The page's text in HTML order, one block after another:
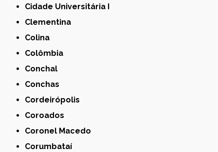
Cidade Universitária I
Clementina
Colina
Colômbia
Conchal
Conchas
Cordeirópolis
Coroados
Coronel Macedo
Corumbataí